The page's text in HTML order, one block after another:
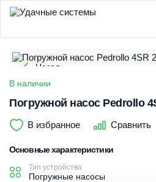
Назад
В наличии
Погружной насос Pedrollo
В избранное Сравнить
Основные характеристики
Тип устройства
Погружные насосы